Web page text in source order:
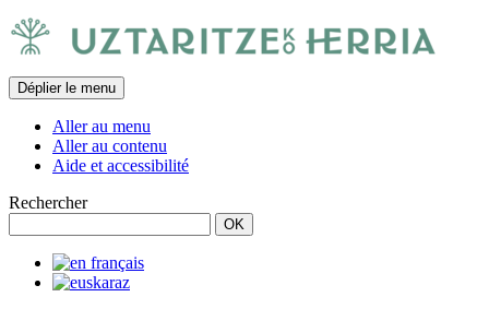
Déplier le menu
Aller au menu
Aller au contenu
Aide et accessibilité
Rechercher